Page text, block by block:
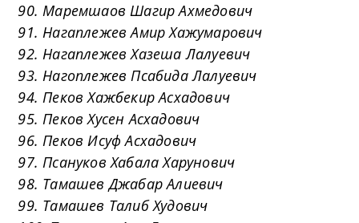
90. Маремшаов Шагир Ахмедович
91. Нагаплежев Амир Хажумарович
92. Нагаплежев Хазеша Лалуевич
93. Нагоплежев Псабида Лалуевич
94. Пеков Хажбекир Асхадович
95. Пеков Хусен Асхадович
96. Пеков Исуф Асхадович
97. Псануков Хабала Харунович
98. Тамашев Джабар Алиевич
99. Тамашев Талиб Худович